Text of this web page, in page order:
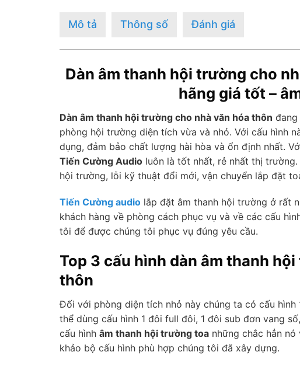
Mô tả Thông số Đánh giá
Dàn âm thanh hội trường cho
hãng giá tốt –
Dàn âm thanh hội trường cho nhà văn hóa thôn
phòng hội trường diện tích vừa và nhỏ. Với cấu hình
dụng, đảm bảo chất lượng hài hòa và ổn định nhất.
Tiến Cường Audio luôn là tốt nhất, rẻ nhất thị
hội trường, lỗi kỹ thuật đổi mới, vận chuyển lắp đặt
Tiến Cường audio lắp đặt âm thanh hội trường ở rất
khách hàng về phòng cách phục vụ và về các cấu
tôi để được chúng tôi phục vụ đúng yêu cầu.
Top 3 cấu hình dàn âm thanh
thôn
Đối với phòng diện tích nhỏ này chúng ta có cấu
thể dùng cấu hình 1 đôi full đôi, 1 đôi sub đơn vang
cấu hình âm thanh hội trường toa những chắc hẳn
khảo bộ cấu hình phù hợp chúng tôi đã xây dựng.